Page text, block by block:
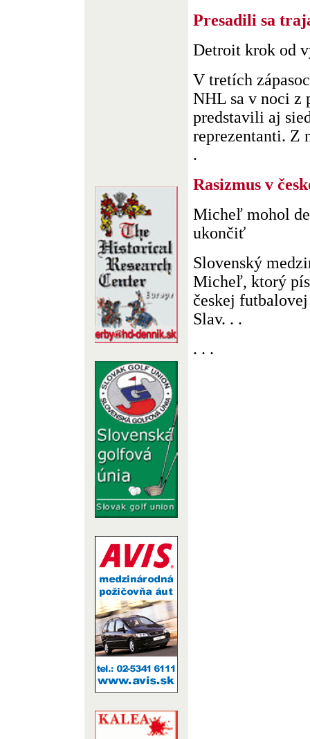
Presadili sa
Detroit krok od
V tretích
NHL sa v noci z
predstavili aj
reprezentanti. Z
.
Rasizmus v
Micheľ mohol
ukončiť
Slovenský
Micheľ, ktorý
českej
Slav. . .
. . .